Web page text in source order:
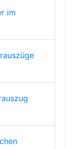
im